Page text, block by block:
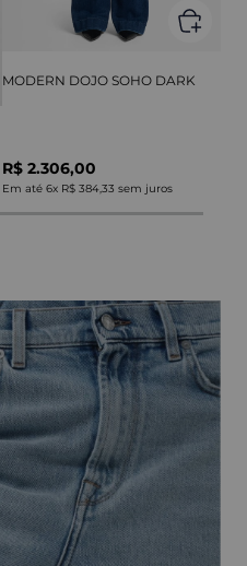
MODERN DOJO SOHO DARK
R$ 2.306,00
Em até 6x R$ 384,33 sem juros